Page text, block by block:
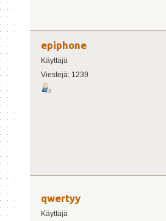
epiphone
Käyttäjä
Viestejä: 1239
qwertyy
Käyttäjä